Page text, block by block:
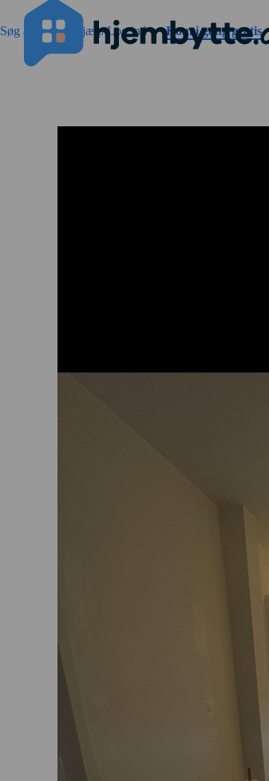
Gå til sidens indhold
Søg annoncer HjælpLog ind Kom i gang gratis